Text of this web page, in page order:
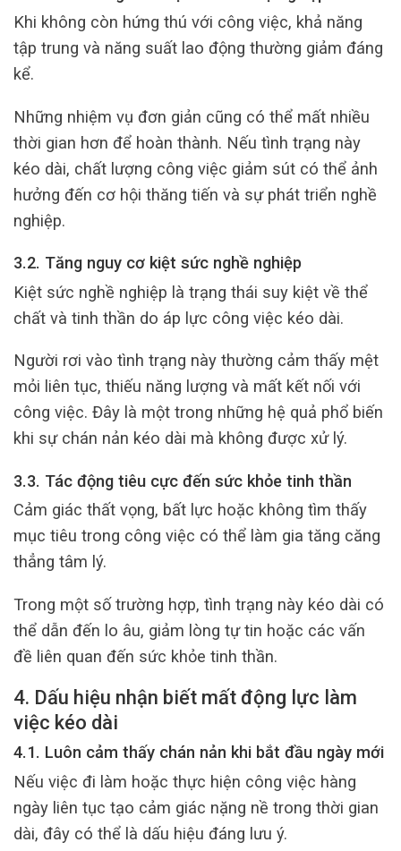
Khi không còn hứng thú với công việc, khả năng
tập trung và năng suất lao động thường giảm đáng
kể.
Những nhiệm vụ đơn giản cũng có thể mất nhiều
thời gian hơn để hoàn thành. Nếu tình trạng này
kéo dài, chất lượng công việc giảm sút có thể ảnh
hưởng đến cơ hội thăng tiến và sự phát triển nghề
nghiệp.
3.2. Tăng nguy cơ kiệt sức nghề nghiệp
Kiệt sức nghề nghiệp là trạng thái suy kiệt về thể
chất và tinh thần do áp lực công việc kéo dài.
Người rơi vào tình trạng này thường cảm thấy mệt
mỏi liên tục, thiếu năng lượng và mất kết nối với
công việc. Đây là một trong những hệ quả phổ biến
khi sự chán nản kéo dài mà không được xử lý.
3.3. Tác động tiêu cực đến sức khỏe tinh thần
Cảm giác thất vọng, bất lực hoặc không tìm thấy
mục tiêu trong công việc có thể làm gia tăng căng
thẳng tâm lý.
Trong một số trường hợp, tình trạng này kéo dài có
thể dẫn đến lo âu, giảm lòng tự tin hoặc các vấn
đề liên quan đến sức khỏe tinh thần.
4. Dấu hiệu nhận biết mất động lực làm
việc kéo dài
4.1. Luôn cảm thấy chán nản khi bắt đầu ngày mới
Nếu việc đi làm hoặc thực hiện công việc hàng
ngày liên tục tạo cảm giác nặng nề trong thời gian
dài, đây có thể là dấu hiệu đáng lưu ý.